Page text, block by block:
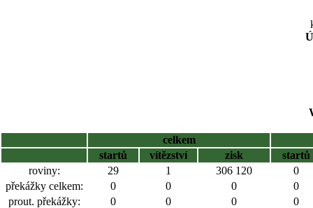
celkem
startů
vítězství zisk
startů
roviny:
29 1 306 120
0
překážky celkem:
0 0 0
0
prout. překážky:
0 0 0
0